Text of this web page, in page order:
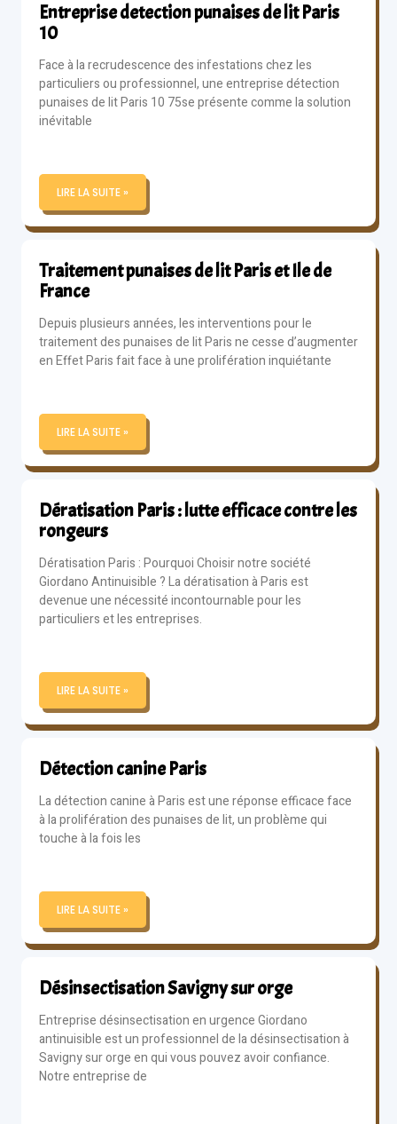
Entreprise detection punaises de lit Paris
10
Face à la recrudescence des infestations chez les
particuliers ou professionnel, une entreprise détection
punaises de lit Paris 10 75se présente comme la solution
inévitable
LIRE LA SUITE »
Traitement punaises de lit Paris et Ile de
France
Depuis plusieurs années, les interventions pour le
traitement des punaises de lit Paris ne cesse d’augmenter
en Effet Paris fait face à une prolifération inquiétante
LIRE LA SUITE »
Dératisation Paris : lutte efficace contre les
rongeurs
Dératisation Paris : Pourquoi Choisir notre société
Giordano Antinuisible ? La dératisation à Paris est
devenue une nécessité incontournable pour les
particuliers et les entreprises.
LIRE LA SUITE »
Détection canine Paris
La détection canine à Paris est une réponse efficace face
à la prolifération des punaises de lit, un problème qui
touche à la fois les
LIRE LA SUITE »
Désinsectisation Savigny sur orge
Entreprise désinsectisation en urgence Giordano
antinuisible est un professionnel de la désinsectisation à
Savigny sur orge en qui vous pouvez avoir confiance.
Notre entreprise de